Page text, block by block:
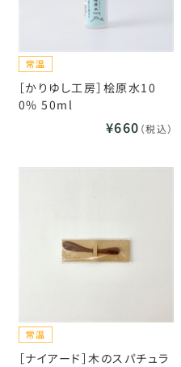
［かりゆし工房］桧原水10
0% 50ml
¥660 （税込）
［ナイアード］木のスパチュラ